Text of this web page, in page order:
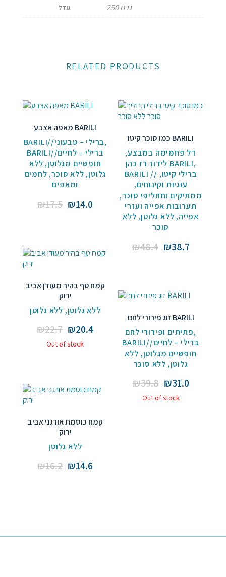
גודל 250 גרם
RELATED PRODUCTS
מאפה אצבע BARILI
BARILI//ברילי – טבעוני,
BARILI//ברילי – לחיים
חופשיים מגלוטן,ללא
גלוטן,ללא סוכר,לחמים
ומאפים
₪17.5 Original
₪14.0 Current
כמו סוכר קיטו BARILI
דל פחמימה במבצע,
לידור רז כהן BARILI,
BARILI // ברילי קיטו,
עוגיות וקינוחים,
ממתיקים ותחליפי סוכר,
תערובות אפייה ועזרי
אפייה,ללא גלוטן,ללא
סוכר
₪48.4 Original
₪38.7Current
קמח טף בהיר מעודן אביב
ירוק
ללא גלוטן, ללא גלוטן
₪22.7 Original
price
₪20.4Current
Out of stock
זוג פירורי לחם BARILI
פתיתים ופירורי לחם,
BARILI//ברילי – לחיים
חופשיים מגלוטן, ללא
גלוטן, ללא סוכר
₪39.8 Original
price
₪31.0Current
Out of stock
קמח כוסמת אורגני אביב
ירוק
ללא גלוטן
₪16.2 Original
₪14.6